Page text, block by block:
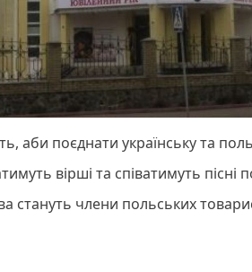
аби поєднати українську та
вірші та співатимуть
стануть члени польських